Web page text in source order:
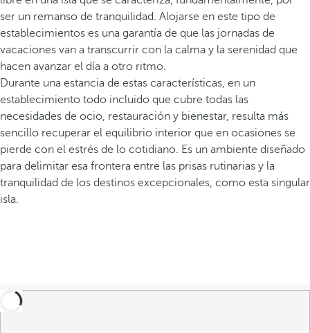
ser un remanso de tranquilidad. Alojarse en este tipo de
establecimientos es una garantía de que las jornadas de
vacaciones van a transcurrir con la calma y la serenidad que
hacen avanzar el día a otro ritmo.
Durante una estancia de estas características, en un
establecimiento todo incluido que cubre todas las
necesidades de ocio, restauración y bienestar, resulta más
sencillo recuperar el equilibrio interior que en ocasiones se
pierde con el estrés de lo cotidiano. Es un ambiente diseñado
para delimitar esa frontera entre las prisas rutinarias y la
tranquilidad de los destinos excepcionales, como esta singular
isla.